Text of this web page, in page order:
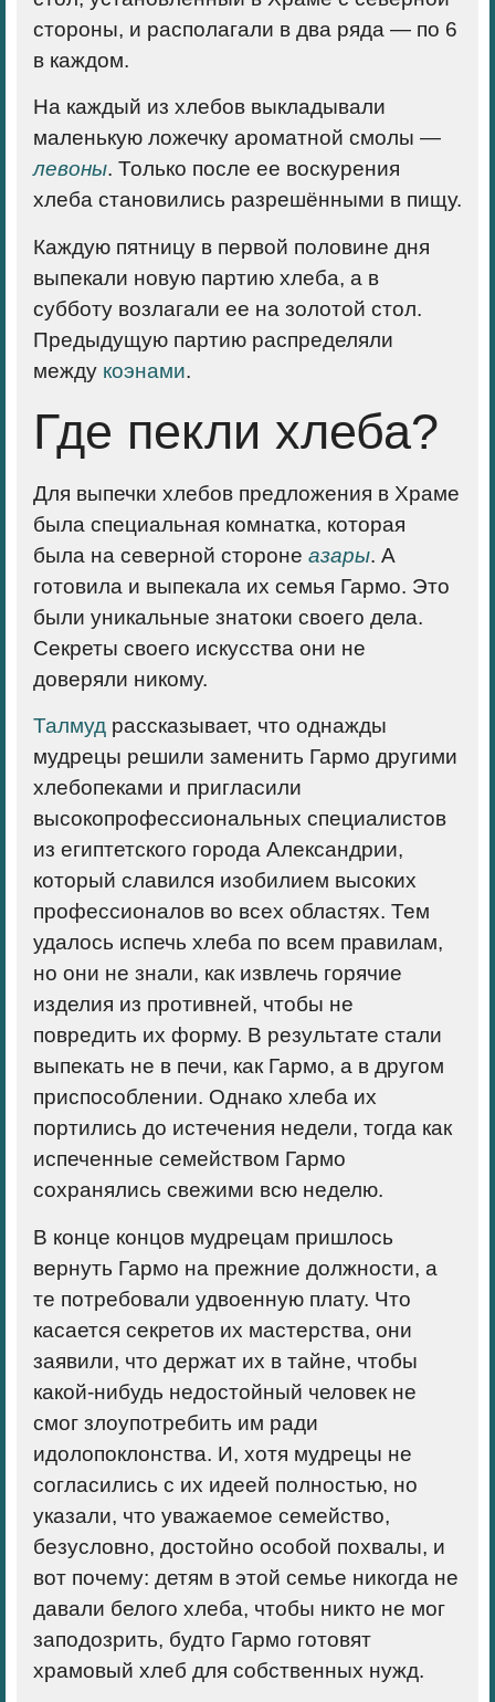
стороны, и располагали в два ряда — по 6
в каждом.
На каждый из хлебов выкладывали
маленькую ложечку ароматной смолы —
левоны. Только после ее воскурения
хлеба становились разрешёнными в пищу.
Каждую пятницу в первой половине дня
выпекали новую партию хлеба, а в
субботу возлагали ее на золотой стол.
Предыдущую партию распределяли
между коэнами.
Где пекли хлеба?
Для выпечки хлебов предложения в Храме
была специальная комнатка, которая
была на северной стороне азары. А
готовила и выпекала их семья Гармо. Это
были уникальные знатоки своего дела.
Секреты своего искусства они не
доверяли никому.
Талмуд рассказывает, что однажды
мудрецы решили заменить Гармо другими
хлебопеками и пригласили
высокопрофессиональных специалистов
из египтетского города Александрии,
который славился изобилием высоких
профессионалов во всех областях. Тем
удалось испечь хлеба по всем правилам,
но они не знали, как извлечь горячие
изделия из противней, чтобы не
повредить их форму. В результате стали
выпекать не в печи, как Гармо, а в другом
приспособлении. Однако хлеба их
портились до истечения недели, тогда как
испеченные семейством Гармо
сохранялись свежими всю неделю.
В конце концов мудрецам пришлось
вернуть Гармо на прежние должности, а
те потребовали удвоенную плату. Что
касается секретов их мастерства, они
заявили, что держат их в тайне, чтобы
какой-нибудь недостойный человек не
смог злоупотребить им ради
идолопоклонства. И, хотя мудрецы не
согласились с их идеей полностью, но
указали, что уважаемое семейство,
безусловно, достойно особой похвалы, и
вот почему: детям в этой семье никогда не
давали белого хлеба, чтобы никто не мог
заподозрить, будто Гармо готовят
храмовый хлеб для собственных нужд.